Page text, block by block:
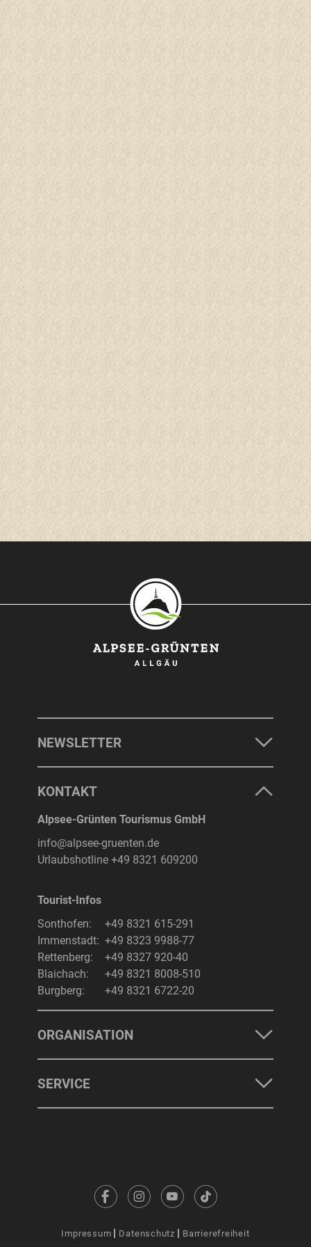
NEWSLETTER
KONTAKT
Alpsee-Grünten Tourismus GmbH
info@alpsee-gruenten.de
Urlaubshotline +49 8321 609200
Tourist-Infos
Sonthofen:
+49 8321 615-291
Immenstadt: +49 8323 9988-77
Rettenberg:
+49 8327 920-40
Blaichach:
+49 8321 8008-510
Burgberg:
+49 8321 6722-20
ORGANISATION
SERVICE
Impressum Datenschutz Barrierefreiheit